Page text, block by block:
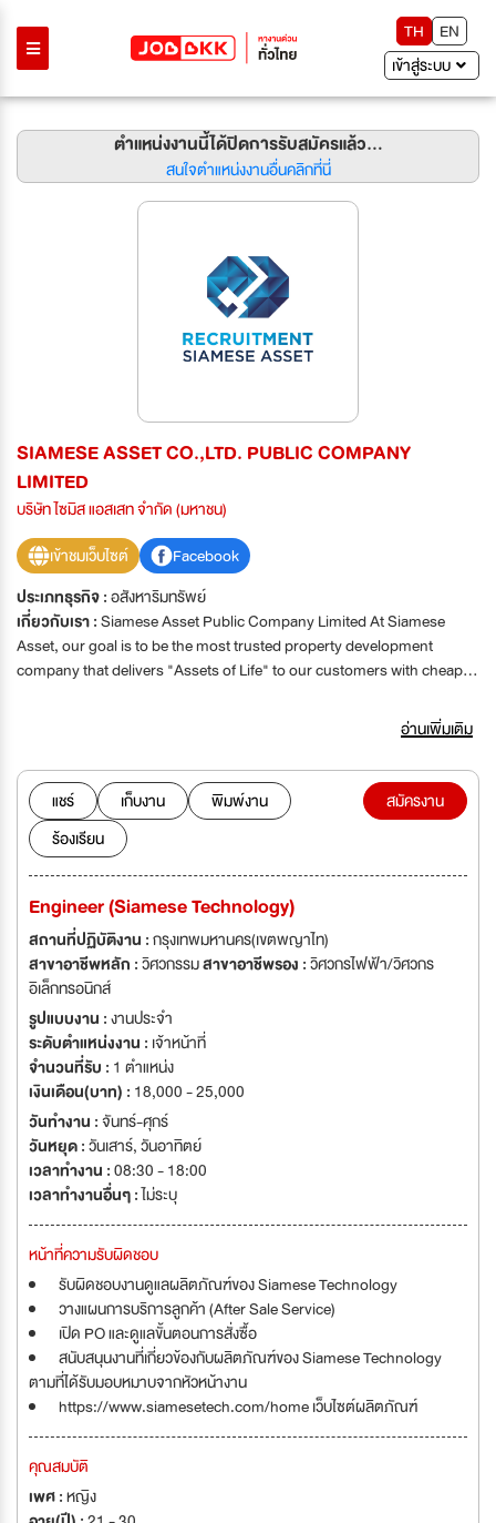
TH
EN
เข้าสู่ระบบ
ตำแหน่งงานนี้ได้ปิดการรับสมัครแล้ว...
สนใจตำแหน่งงานอื่นคลิกที่นี่
SIAMESE ASSET CO.,LTD. PUBLIC COMPANY
LIMITED
บริษัท ไซมิส แอสเสท จำกัด (มหาชน)
เข้าชมเว็บไซต์
Facebook
ประเภทธุรกิจ :อสังหาริมทรัพย์
เกี่ยวกับเรา :Siamese Asset Public Company Limited At Siamese
Asset, our goal is to be the most trusted property development
company that delivers "Assets of Life" to our customers with cheaper
shareholders; creates challenging and rewarding work for our people
in an environment that respects and values their contributions.
อ่านเพิ่มเติม
แชร์ เก็บงาน
พิมพ์งาน
ร้องเรียน
สมัครงาน
Engineer (Siamese Technology)
สถานที่ปฏิบัติงาน :กรุงเทพมหานคร(เขตพญาไท)
สาขาอาชีพหลัก :วิศวกรรมสาขาอาชีพรอง :วิศวกรไฟฟ้า/วิศวกร
อิเล็กทรอนิกส์
รูปแบบงาน :งานประจำ
ระดับตำแหน่งงาน : เจ้าหน้าที่
จำนวนที่รับ : 1 ตำแหน่ง
เงินเดือน(บาท) : 18,000 - 25,000
วันทำงาน :จันทร์-ศุกร์
วันหยุด :วันเสาร์,วันอาทิตย์
เวลาทำงาน :08:30 - 18:00
เวลาทำงานอื่นๆ :ไม่ระบุ
หน้าที่ความรับผิดชอบ
รับผิดชอบงานดูแลผลิตภัณฑ์ของ Siamese Technology
วางแผนการบริการลูกค้า (After Sale Service)
เปิด PO และดูแลขั้นตอนการสั่งซื้อ
สนับสนุนงานที่เกี่ยวข้องกับผลิตภัณฑ์ของ Siamese Technology
ตามที่ได้รับมอบหมาบจากหัวหน้างาน
https://www.siamesetech.com/home เว็บไซต์ผลิตภัณฑ์
คุณสมบัติ
เพศ :หญิง